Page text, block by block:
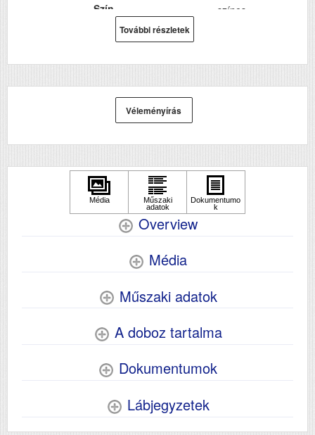
Szín
színes
Technológia
Szkennelés
nem
További részletek
Véleményírás
Overview
Média
Műszaki adatok
A doboz tartalma
Dokumentumok
Lábjegyzetek